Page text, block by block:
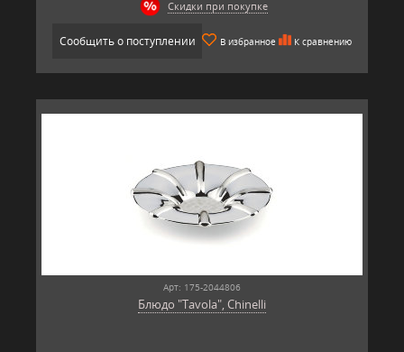
Скидки при покупке
Сообщить о поступлении В избранное К сравнению
Арт: 175-2044806
Блюдо "Tavola", Chinelli